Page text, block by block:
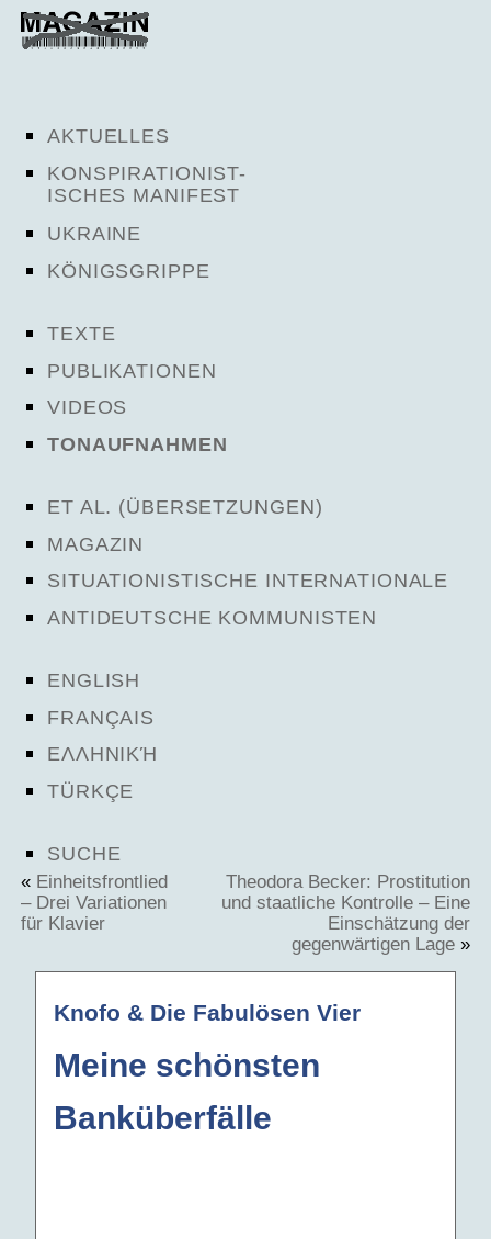
AKTUELLES
KONSPIRATIONIST-
ISCHES MANIFEST
UKRAINE
KÖNIGSGRIPPE
TEXTE
PUBLIKATIONEN
VIDEOS
TONAUFNAHMEN
ET AL. (ÜBERSETZUNGEN)
MAGAZIN
SITUATIONISTISCHE INTERNATIONALE
ANTIDEUTSCHE KOMMUNISTEN
ENGLISH
FRANÇAIS
ΕΛΛΗΝΙΚΉ
TÜRKÇE
SUCHE
« Einheitsfrontlied
– Drei Variationen
für Klavier
Theodora Becker: Prostitution
und staatliche Kontrolle – Eine
Einschätzung der
gegenwärtigen Lage »
Knofo & Die Fabulösen Vier
Meine schönsten
Banküberfälle